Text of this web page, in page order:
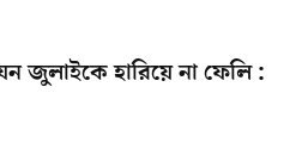
জুলাইকে হারিয়ে না ফেলি :